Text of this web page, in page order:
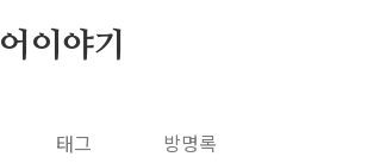
이야기
태그 방명록